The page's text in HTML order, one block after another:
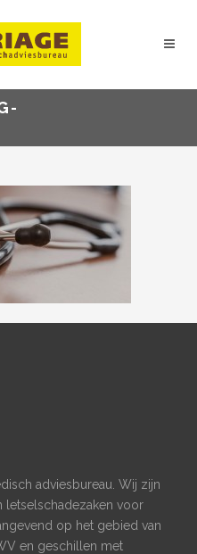
adviesbureau. Wij zijn
letselschadezaken voor
op het gebied van
en geschillen met